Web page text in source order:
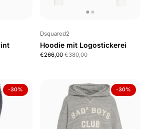
Dsquared2
Hoodie mit Logostickerei
€266,00 €380,00
-30% -30%